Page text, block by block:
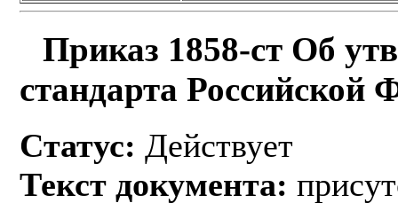
Приказ 1858-ст Об
стандарта Российской
Статус: Действует
Текст документа: